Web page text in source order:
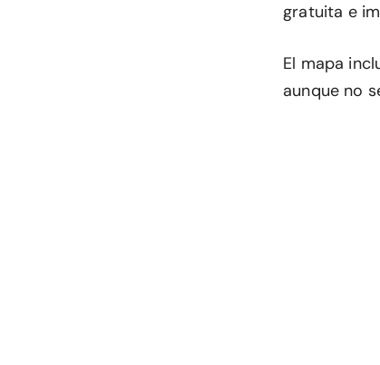
gratuita e
El mapa
aunque no